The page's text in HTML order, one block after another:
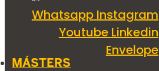
Whatsapp Instagram
Youtube Linkedin
Envelope
MÁSTERS